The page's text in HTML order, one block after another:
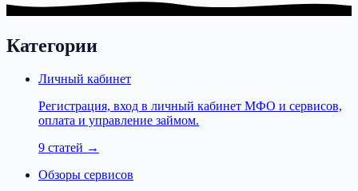
Категории
Личный кабинет
Регистрация, вход в личный кабинет МФО и сервисов,
оплата и управление займом.
9 статей →
Обзоры сервисов